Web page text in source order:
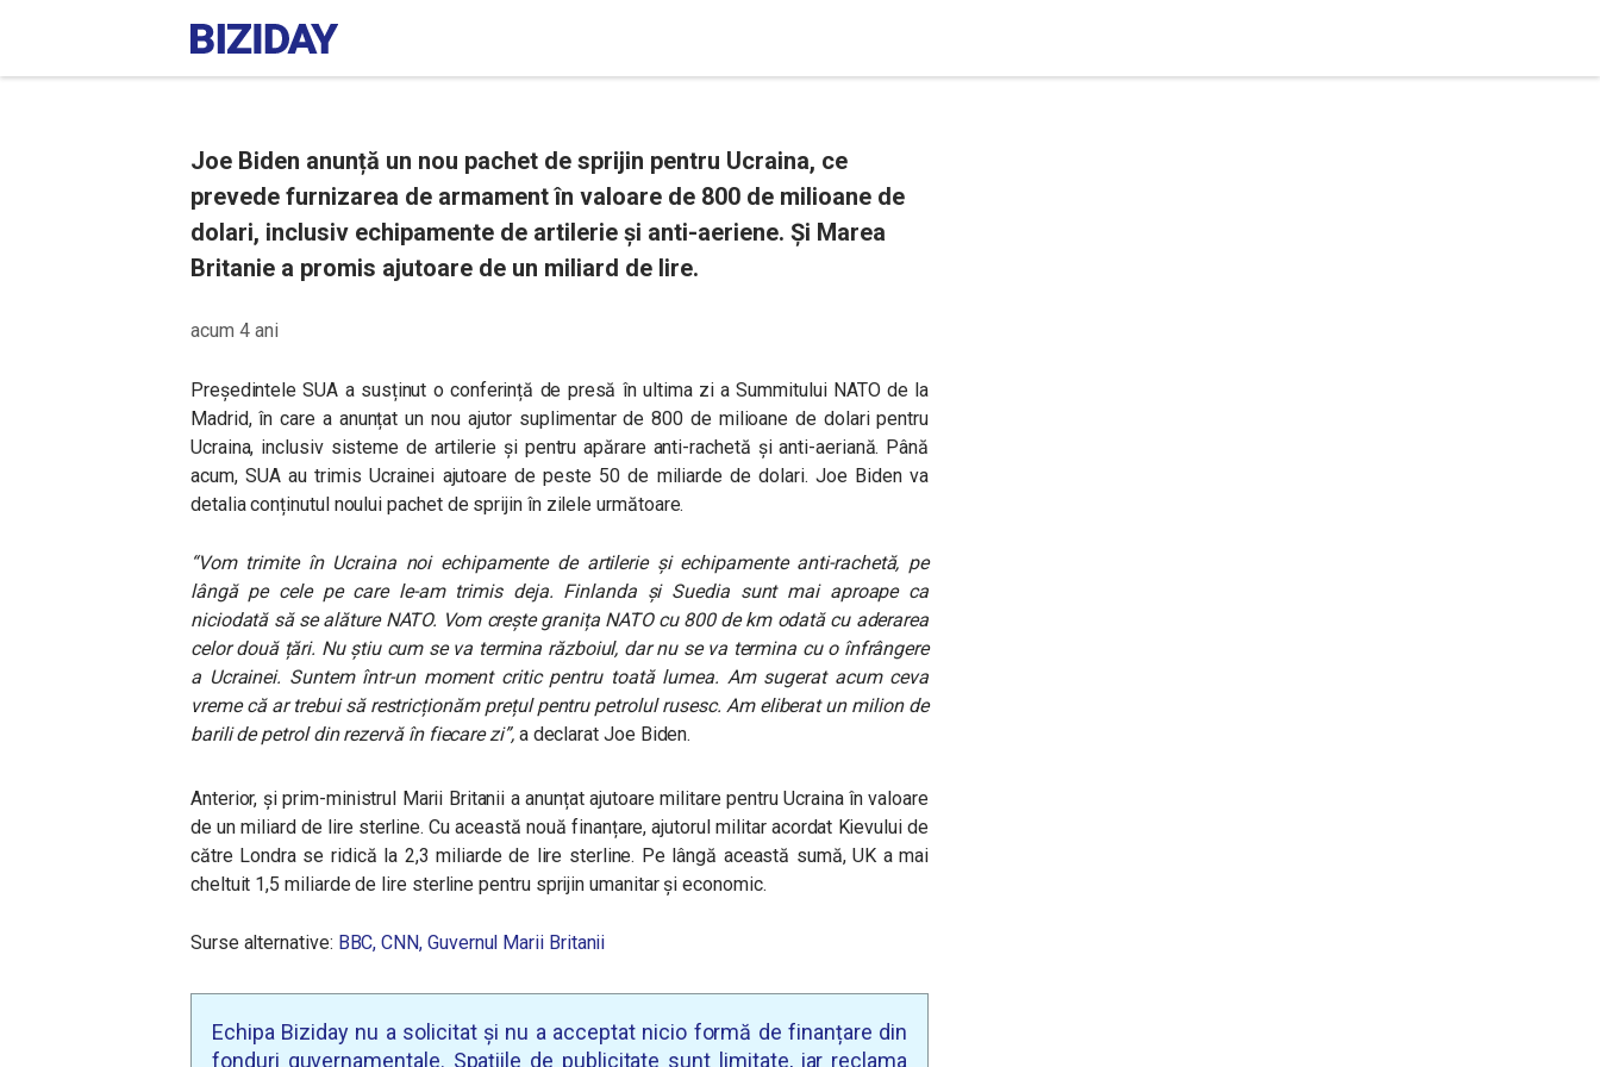
Joe Biden anunță un nou pachet de sprijin pentru Ucraina, ce
prevede furnizarea de armament în valoare de 800 de milioane de
dolari, inclusiv echipamente de artilerie și anti-aeriene. Și Marea
Britanie a promis ajutoare de un miliard de lire.
acum 4 ani
Președintele SUA a susținut o conferință de presă în ultima zi a Summitului NATO de la
Madrid, în care a anunțat un nou ajutor suplimentar de 800 de milioane de dolari pentru
Ucraina, inclusiv sisteme de artilerie și pentru apărare anti-rachetă și anti-aeriană. Până
acum, SUA au trimis Ucrainei ajutoare de peste 50 de miliarde de dolari. Joe Biden va
detalia conținutul noului pachet de sprijin în zilele următoare.
“Vom trimite în Ucraina noi echipamente de artilerie și echipamente anti-rachetă, pe
lângă pe cele pe care le-am trimis deja. Finlanda și Suedia sunt mai aproape ca
niciodată să se alăture NATO. Vom crește granița NATO cu 800 de km odată cu aderarea
celor două țări. Nu știu cum se va termina războiul, dar nu se va termina cu o înfrângere
a Ucrainei. Suntem într-un moment critic pentru toată lumea. Am sugerat acum ceva
vreme că ar trebui să restricționăm prețul pentru petrolul rusesc. Am eliberat un milion de
barili de petrol din rezervă în fiecare zi”,a declarat Joe Biden.
Anterior, și prim-ministrul Marii Britanii a anunțat ajutoare militare pentru Ucraina în valoare
de un miliard de lire sterline.Cu această nouă finanțare, ajutorul militar acordat Kievului de
către Londra se ridică la 2,3 miliarde de lire sterline. Pe lângă această sumă, UK a mai
cheltuit 1,5 miliarde de lire sterline pentru sprijin umanitar și economic.
Surse alternative: BBC, CNN, Guvernul Marii Britanii
Echipa Biziday nu a solicitat și nu a acceptat nicio formă de finanțare din
fonduri guvernamentale. Spațiile de publicitate sunt limitate, iar reclama